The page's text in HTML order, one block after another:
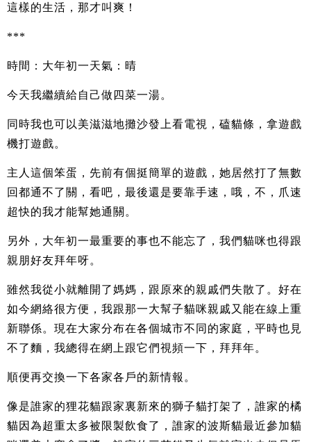
這樣的生活，那才叫爽！
***
時間：大年初一天氣：晴
今天我繼續給自己做四菜一湯。
同時我也可以美滋滋地攤沙發上看電視，磕貓條，拿遊戲
機打遊戲。
主人這個笨蛋，先前有個挺簡單的遊戲，她居然打了無數
回都通不了關，看吧，最後還是要靠手速，哦，不，爪速
超快的我才能幫她通關。
另外，大年初一最重要的事也不能忘了，我們貓咪也得跟
親朋好友拜年呀。
雖然我從小就離開了媽媽，跟原來的親戚們失散了。好在
如今網絡很方便，我跟那一大幫子貓咪親戚又能在線上重
新聯係。現在大家分布在各個城市不同的家庭，平時也見
不了麵，我總得在網上跟它們視頻一下，拜拜年。
順便再交換一下各家各戶的新情報。
像是誰家的狸花貓跟家裏新來的獅子貓打架了，誰家的橘
貓因為超重太多被限製飲食了，誰家的波斯貓最近參加貓